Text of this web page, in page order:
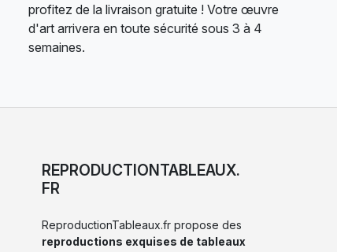
profitez de la livraison gratuite ! Votre œuvre
d'art arrivera en toute sécurité sous 3 à 4
semaines.
REPRODUCTIONTABLEAUX.
FR
ReproductionTableaux.fr propose des
reproductions exquises de tableaux